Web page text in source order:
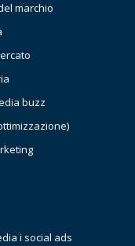
marchio
buzz
i social ads